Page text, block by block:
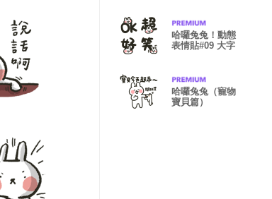
哈囉兔兔！動態
表情貼#09 大字
哈囉兔兔（寵物
寶貝篇）